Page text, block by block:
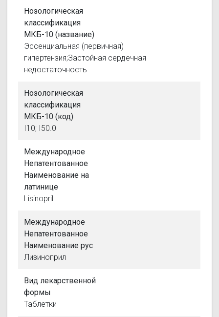
Нозологическая
классификация
МКБ-10 (название)
Эссенциальная (первичная)
гипертензия;Застойная сердечная
недостаточность
Нозологическая
классификация
МКБ-10 (код)
I10; I50.0
Международное
Непатентованное
Наименование на
латинице
Lisinopril
Международное
Непатентованное
Наименование рус
Лизиноприл
Вид лекарственной
формы
Таблетки